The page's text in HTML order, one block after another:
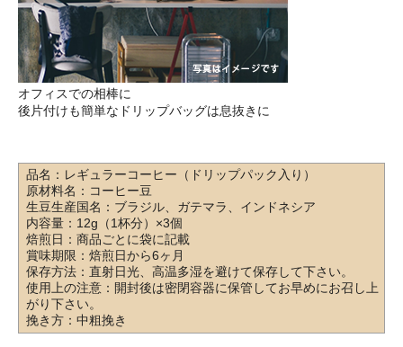
オフィスでの相棒に
後片付けも簡単なドリップバッグは息抜きに
品名：レギュラーコーヒー（ドリップパック入り）
原材料名：コーヒー豆
生豆生産国名：ブラジル、ガテマラ、インドネシア
内容量：12g（1杯分）×3個
焙煎日：商品ごとに袋に記載
賞味期限：焙煎日から6ヶ月
保存方法：直射日光、高温多湿を避けて保存して下さい。
使用上の注意：開封後は密閉容器に保管してお早めにお召し上
がり下さい。
挽き方：中粗挽き